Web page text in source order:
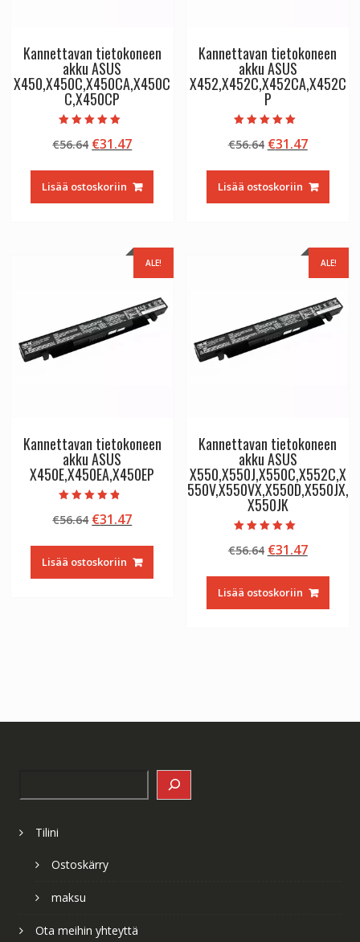
Kannettavan tietokoneen
akku ASUS
X450,X450C,X450CA,X450C
C,X450CP
tuotteesta:
5.00
€56.64 Alkuperäinen
oli:
€56.64.
€31.47Nykyinen
on:
€31.47.
Lisää ostoskoriin
Kannettavan tietokoneen
akku ASUS
X452,X452C,X452CA,X452C
P
tuotteesta:
5.00
€56.64 Alkuperäinen
oli:
€56.64.
€31.47
on:
€31.47.
Lisää ostoskoriin
ALE!
Kannettavan tietokoneen
akku ASUS
X450E,X450EA,X450EP
tuotteesta:
4.50
€56.64 Alkuperäinen
oli:
€56.64.
€31.47Nykyinen
on:
€31.47.
Lisää ostoskoriin
ALE!
Kannettavan tietokoneen
akku ASUS
X550,X550J,X550C,X552C,X
550V,X550VX,X550D,X550JX,
X550JK
tuotteesta:
5.00
€56.64 Alkuperäinen
oli:
€56.64.
€31.47
on:
€31.47.
Lisää ostoskoriin
Tilini
Ostoskärry
maksu
Ota meihin yhteyttä